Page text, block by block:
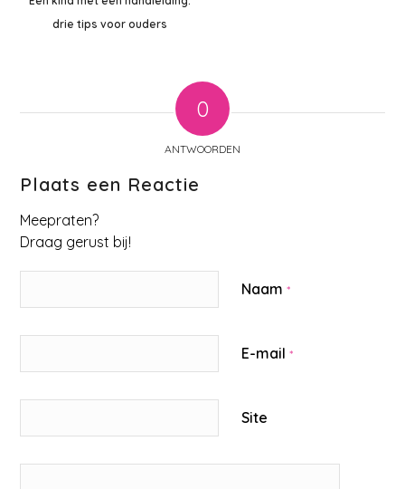
drie tips voor ouders
0
ANTWOORDEN
Plaats een Reactie
Meepraten?
Draag gerust bij!
Naam*
E-mail*
Site